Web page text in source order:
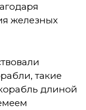
железных
такие
длиной